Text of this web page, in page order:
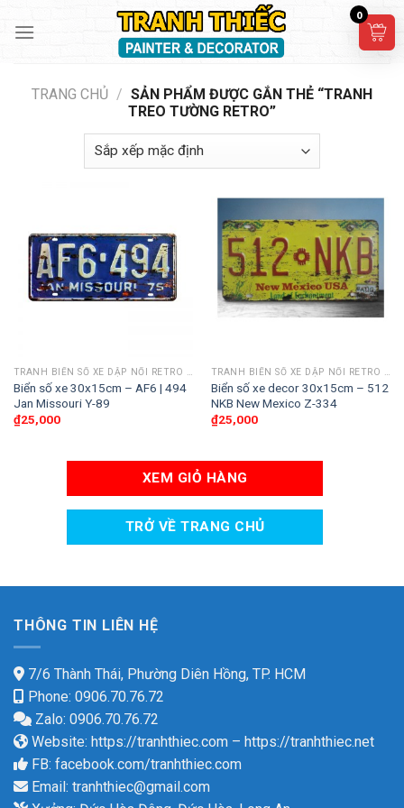
TRANG CHỦ / SẢN PHẨM ĐƯỢC GẮN THẺ “TRANH
TREO TƯỜNG RETRO”
Biển số xe 30x15cm – AF6 | 494
Jan Missouri Y-89
₫25,000
Biển số xe decor 30x15cm – 512
NKB New Mexico Z-334
₫25,000
XEM GIỎ HÀNG
TRỞ VỀ TRANG CHỦ
THÔNG TIN LIÊN HỆ
7/6 Thành Thái, Phường Diên Hồng, TP. HCM
Phone: 0906.70.76.72
Zalo: 0906.70.76.72
Website: https://tranhthiec.com – https://tranhthiec.net
FB: facebook.com/tranhthiec.com
Email: tranhthiec@gmail.com
0